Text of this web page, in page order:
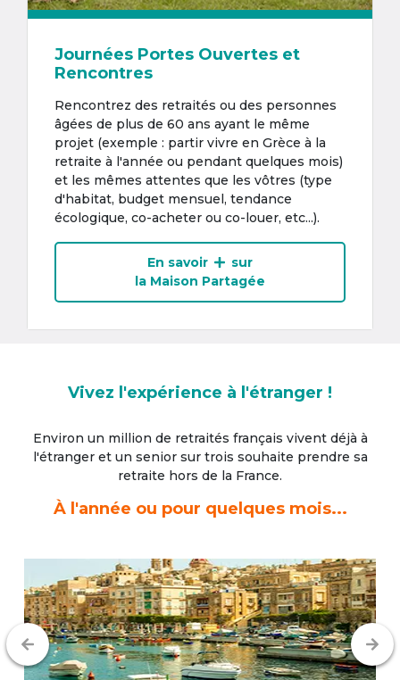
Journées Portes Ouvertes et
Rencontres
Rencontrez des retraités ou des personnes
âgées de plus de 60 ans ayant le même
projet (exemple : partir vivre en Grèce à la
retraite à l'année ou pendant quelques mois)
et les mêmes attentes que les vôtres (type
d'habitat, budget mensuel, tendance
écologique, co-acheter ou co-louer, etc...).
En savoir
sur
la Maison Partagée
Vivez l'expérience à l'étranger !
Environ un million de retraités français vivent déjà à
l'étrangeret un senior sur trois souhaite prendre sa
retraite hors de la France.
À l'année ou pour quelques mois...